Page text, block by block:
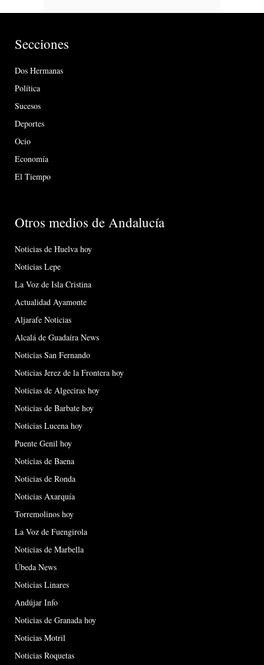
Secciones
Dos Hermanas
Política
Sucesos
Deportes
Ocio
Economía
El Tiempo
Otros medios de Andalucía
Noticias de Huelva hoy
Noticias Lepe
La Voz de Isla Cristina
Actualidad Ayamonte
Aljarafe Noticias
Alcalá de Guadaíra News
Noticias San Fernando
Noticias Jerez de la Frontera hoy
Noticias de Algeciras hoy
Noticias de Barbate hoy
Noticias Lucena hoy
Puente Genil hoy
Noticias de Baena
Noticias de Ronda
Noticias Axarquía
Torremolinos hoy
La Voz de Fuengirola
Noticias de Marbella
Úbeda News
Noticias Linares
Andújar Info
Noticias de Granada hoy
Noticias Motril
Noticias Roquetas